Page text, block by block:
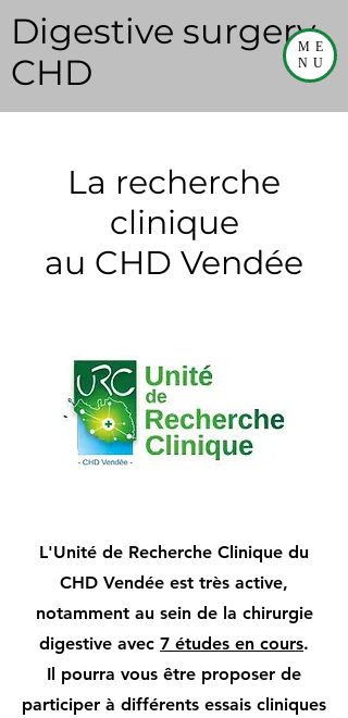
ME
NU
Digestive surgery
CHD
La recherche
clinique
au CHD Vendée
L'Unité de Recherche Clinique du
CHD Vendée est très active,
notamment au sein de la chirurgie
digestive avec 7 études en cours.
Il pourra vous être proposer de
participer à différents essais cliniques